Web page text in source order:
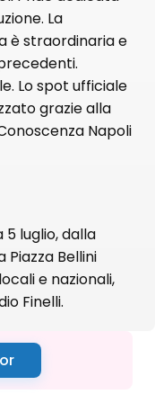
La
è straordinaria e
Lo spot ufficiale
grazie alla
Napoli
luglio, dalla
Piazza Bellini
e nazionali,
Finelli.